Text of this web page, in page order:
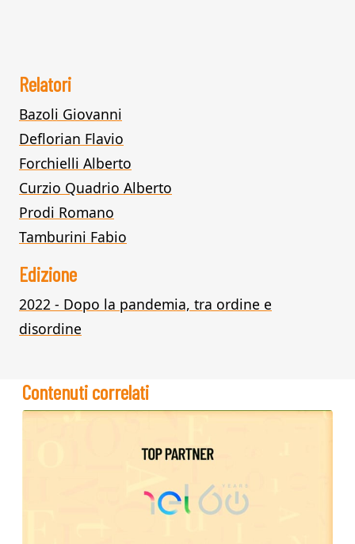
Relatori
Bazoli Giovanni
Deflorian Flavio
Forchielli Alberto
Curzio Quadrio Alberto
Prodi Romano
Tamburini Fabio
Edizione
2022 - Dopo la pandemia, tra ordine e
disordine
Contenuti correlati